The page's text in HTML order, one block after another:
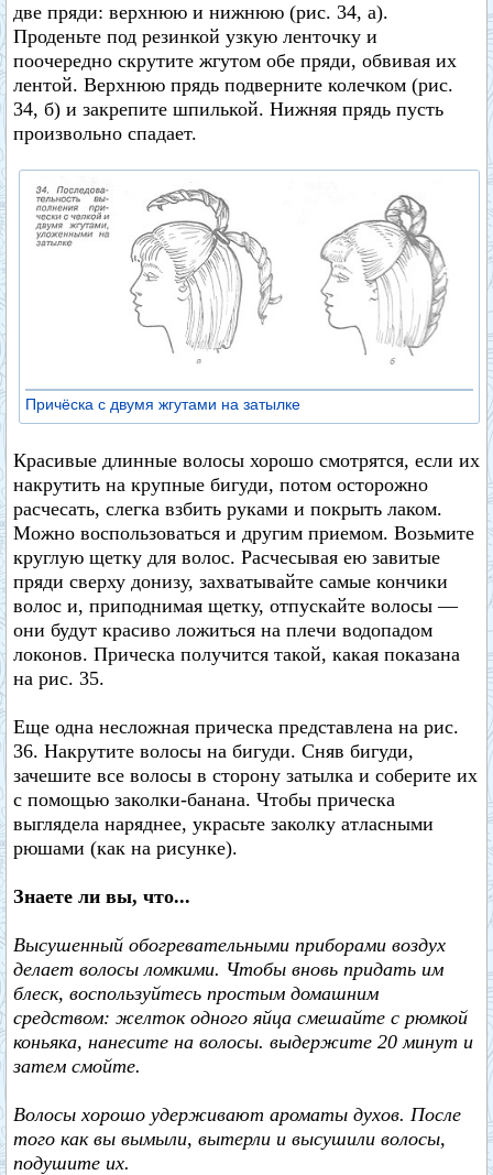
две пряди: верхнюю и нижнюю (рис. 34, а).
Проденьте под резинкой узкую ленточку и
поочередно скрутите жгутом обе пряди, обвивая их
лентой. Верхнюю прядь подверните колечком (рис.
34, б) и закрепите шпилькой. Нижняя прядь пусть
произвольно спадает.
Причёска с двумя жгутами на затылке
Красивые длинные волосы хорошо смотрятся, если их
накрутить на крупные бигуди, потом осторожно
расчесать, слегка взбить руками и покрыть лаком.
Можно воспользоваться и другим приемом. Возьмите
круглую щетку для волос. Расчесывая ею завитые
пряди сверху донизу, захватывайте самые кончики
волос и, приподнимая щетку, отпускайте волосы —
они будут красиво ложиться на плечи водопадом
локонов. Прическа получится такой, какая показана
на рис. 35.
Еще одна несложная прическа представлена на рис.
36. Накрутите волосы на бигуди. Сняв бигуди,
зачешите все волосы в сторону затылка и соберите их
с помощью заколки-банана. Чтобы прическа
выглядела наряднее, украсьте заколку атласными
рюшами (как на рисунке).
Знаете ли вы, что...
Высушенный обогревательными приборами воздух
делает волосы ломкими. Чтобы вновь придать им
блеск, воспользуйтесь простым домашним
средством: желток одного яйца смешайте с рюмкой
коньяка, нанесите на волосы. выдержите 20 минут и
затем смойте.
Волосы хорошо удерживают ароматы духов. После
того как вы вымыли, вытерли и высушили волосы,
подушите их.